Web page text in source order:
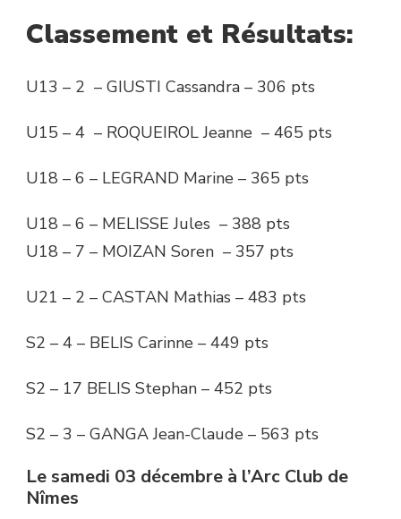
Classement et Résultats:
U13 – 2 – GIUSTI Cassandra – 306 pts
U15 – 4 – ROQUEIROL Jeanne – 465 pts
U18 – 6 – LEGRAND Marine – 365 pts
U18 – 6 – MELISSE Jules – 388 pts
U18 – 7 – MOIZAN Soren – 357 pts
U21 – 2 – CASTAN Mathias – 483 pts
S2 – 4 – BELIS Carinne – 449 pts
S2 – 17 BELIS Stephan – 452 pts
S2 – 3 – GANGA Jean-Claude – 563 pts
Le samedi 03 décembre à l’Arc Club de
Nîmes